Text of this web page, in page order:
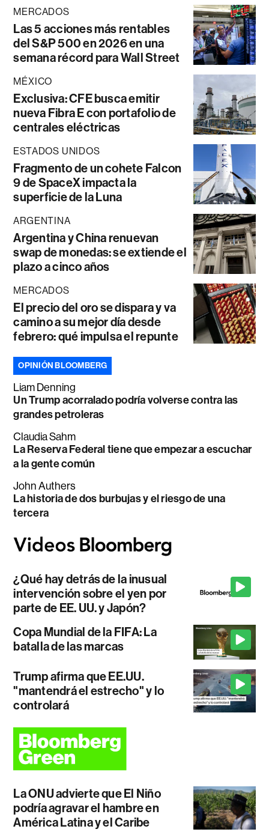
MERCADOS
Las 5 acciones más rentables
del S&P 500 en 2026 en una
semana récord para Wall Street
MÉXICO
Exclusiva: CFE busca emitir
nueva Fibra E con portafolio de
centrales eléctricas
ESTADOS UNIDOS
Fragmento de un cohete Falcon
9 de SpaceX impacta la
superficie de la Luna
ARGENTINA
Argentina y China renuevan
swap de monedas: se extiende el
plazo a cinco años
MERCADOS
El precio del oro se dispara y va
camino a su mejor día desde
febrero: qué impulsa el repunte
OPINIÓN BLOOMBERG
Liam Denning
Un Trump acorralado podría volverse contra las
grandes petroleras
Claudia Sahm
La Reserva Federal tiene que empezar a escuchar
a la gente común
John Authers
La historia de dos burbujas y el riesgo de una
tercera
¿Qué hay detrás de la inusual
intervención sobre el yen por
parte de EE. UU. y Japón?
Copa Mundial de la FIFA: La
batalla de las marcas
Trump afirma que EE.UU.
"mantendrá el estrecho" y lo
controlará
La ONU advierte que El Niño
podría agravar el hambre en
América Latina y el Caribe